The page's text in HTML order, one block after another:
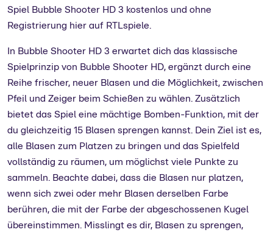
Spiel Bubble Shooter HD 3 kostenlos und ohne
Registrierung hier auf RTLspiele.
In Bubble Shooter HD 3 erwartet dich das klassische
Spielprinzip von Bubble Shooter HD, ergänzt durch eine
Reihe frischer, neuer Blasen und die Möglichkeit, zwischen
Pfeil und Zeiger beim Schießen zu wählen. Zusätzlich
bietet das Spiel eine mächtige Bomben-Funktion, mit der
du gleichzeitig 15 Blasen sprengen kannst. Dein Ziel ist es,
alle Blasen zum Platzen zu bringen und das Spielfeld
vollständig zu räumen, um möglichst viele Punkte zu
sammeln. Beachte dabei, dass die Blasen nur platzen,
wenn sich zwei oder mehr Blasen derselben Farbe
berühren, die mit der Farbe der abgeschossenen Kugel
übereinstimmen. Misslingt es dir, Blasen zu sprengen,